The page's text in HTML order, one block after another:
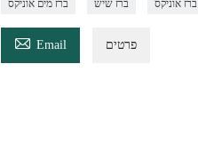
ברז מים אוניקס ברז שיש ברז אוניקס
 Email פרטים